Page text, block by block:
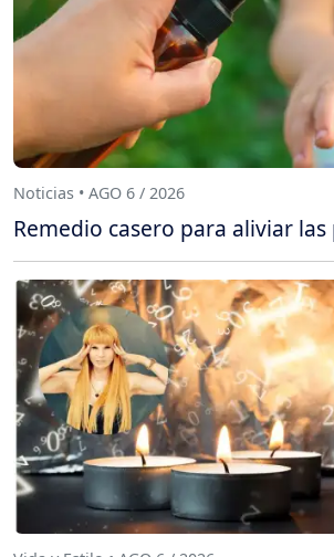
Noticias • AGO 6 / 2026
Remedio casero para aliviar